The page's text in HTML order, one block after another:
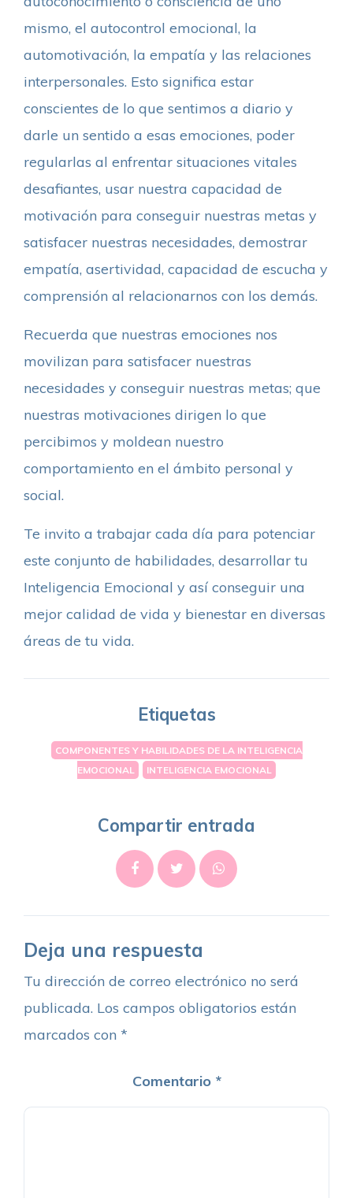
mismo, el autocontrol emocional, la
automotivación, la empatía y las relaciones
interpersonales. Esto significa estar
conscientes de lo que sentimos a diario y
darle un sentido a esas emociones, poder
regularlas al enfrentar situaciones vitales
desafiantes, usar nuestra capacidad de
motivación para conseguir nuestras metas y
satisfacer nuestras necesidades, demostrar
empatía, asertividad, capacidad de escucha y
comprensión al relacionarnos con los demás.
Recuerda que nuestras emociones nos
movilizan para satisfacer nuestras
necesidades y conseguir nuestras metas; que
nuestras motivaciones dirigen lo que
percibimos y moldean nuestro
comportamiento en el ámbito personal y
social.
Te invito a trabajar cada día para potenciar
este conjunto de habilidades, desarrollar tu
Inteligencia Emocional y así conseguir una
mejor calidad de vida y bienestar en diversas
áreas de tu vida.
Etiquetas
COMPONENTES Y HABILIDADES DE LA INTELIGENCIA
EMOCIONAL
INTELIGENCIA EMOCIONAL
Compartir entrada
Deja una respuesta
Tu dirección de correo electrónico no será
publicada. Los campos obligatorios están
marcados con *
Comentario *